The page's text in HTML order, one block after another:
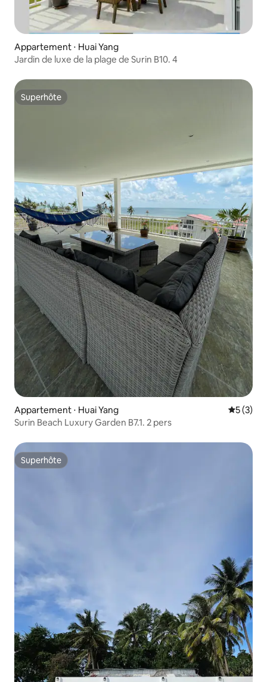
Appartement ⋅ Huai Yang
Jardin de luxe de la plage de Surin B10. 4
Superhôte
Superhôte
Appartement ⋅ Huai Yang
5 (3)
Surin Beach Luxury Garden B7.1. 2 pers
Superhôte
Superhôte